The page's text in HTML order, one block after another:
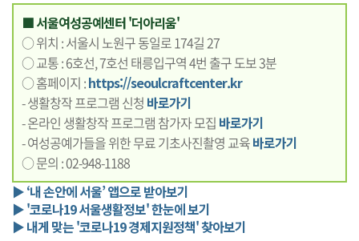
■ 서울여성공예센터 '더아리움'
○ 위치 : 서울시 노원구 동일로 174길 27
○ 교통 : 6호선, 7호선 태릉입구역 4번 출구 도보 3분
○ 홈페이지 :https://seoulcraftcenter.kr
- 생활창작 프로그램 신청 바로가기
- 온라인 생활창작 프로그램 참가자 모집 바로가기
- 여성공예가들을 위한 무료 기초사진촬영 교육바로가기
○ 문의 : 02-948-1188
▶ ‘내 손안에 서울’ 앱으로 받아보기
▶ '코로나19 서울생활정보' 한눈에 보기
▶ 내게 맞는 '코로나19 경제지원정책' 찾아보기